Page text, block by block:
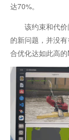
达70%。
该约束和代
的新问题，并没
合优化达如此高的